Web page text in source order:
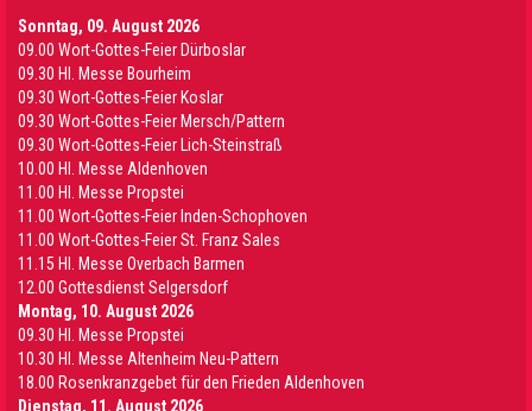
Sonntag, 09. August 2026
09.00 Wort-Gottes-Feier Dürboslar
09.30 HI. Messe Bourheim
09.30 Wort-Gottes-Feier Koslar
09.30 Wort-Gottes-Feier Mersch/Pattern
09.30 Wort-Gottes-Feier Lich-Steinstraß
10.00 Hl. Messe Aldenhoven
11.00 Hl. Messe Propstei
11.00 Wort-Gottes-Feier Inden-Schophoven
11.00 Wort-Gottes-Feier St. Franz Sales
11.15 Hl. Messe Overbach Barmen
12.00 Gottesdienst Selgersdorf
Montag, 10. August 2026
09.30 Hl. Messe Propstei
10.30 Hl. Messe Altenheim Neu-Pattern
18.00 Rosenkranzgebet für den Frieden Aldenhoven
Dienstag, 11. August 2026